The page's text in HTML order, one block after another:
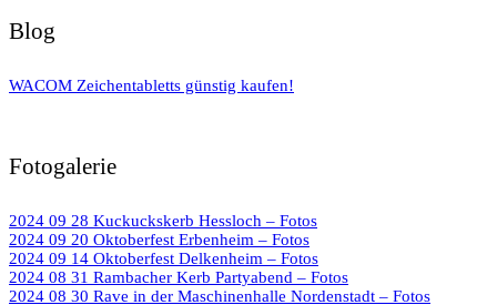
Blog
WACOM Zeichentabletts günstig kaufen!
Fotogalerie
2024 09 28 Kuckuckskerb Hessloch – Fotos
2024 09 20 Oktoberfest Erbenheim – Fotos
2024 09 14 Oktoberfest Delkenheim – Fotos
2024 08 31 Rambacher Kerb Partyabend – Fotos
2024 08 30 Rave in der Maschinenhalle Nordenstadt – Fotos